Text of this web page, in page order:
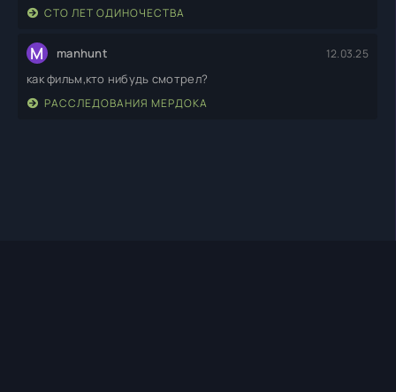
СТО ЛЕТ ОДИНОЧЕСТВА
M manhunt 12.03.25
как фильм,кто нибудь смотрел?
РАССЛЕДОВАНИЯ МЕРДОКА